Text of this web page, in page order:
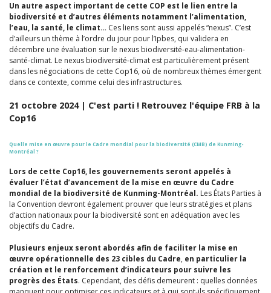
Un autre aspect important de cette COP est le lien entre la
biodiversité et d’autres éléments notamment l’alimentation,
l’eau, la santé, le climat… Ces liens sont aussi appelés “nexus”. C’est
d’ailleurs un thème à l’ordre du jour pour l’Ipbes, qui validera en
décembre une évaluation sur le nexus biodiversité-eau-alimentation-
santé-climat. Le nexus biodiversité-climat est particulièrement présent
dans les négociations de cette Cop16, où de nombreux thèmes émergent
dans ce contexte, comme celui des infrastructures.
21 octobre 2024 | C'est parti ! Retrouvez l'équipe FRB à la
Cop16
Quelle mise en œuvre pour le Cadre mondial pour la biodiversité (CMB) de Kunming-
Montréal ?
Lors de cette Cop16, les gouvernements seront appelés à
évaluer l’état d’avancement de la mise en œuvre du Cadre
mondial de la biodiversité de Kunming-Montréal. Les États Parties à
la Convention devront également prouver que leurs stratégies et plans
d’action nationaux pour la biodiversité sont en adéquation avec les
objectifs du Cadre.
Plusieurs enjeux seront abordés afin de faciliter la mise en
œuvre opérationnelle des 23 cibles du Cadre, en particulier la
création et le renforcement d’indicateurs pour suivre les
progrès des États. Cependant, des défis demeurent : quelles données